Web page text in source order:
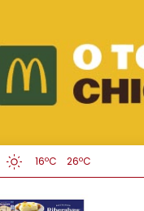
16ºC 26ºC